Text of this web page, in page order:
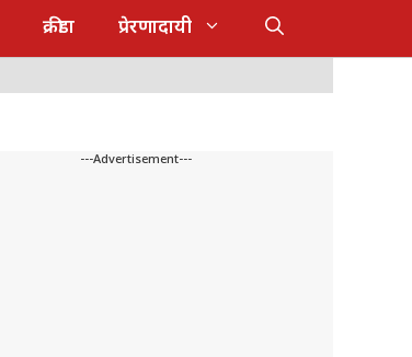
क्रीडा प्रेरणादायी
---Advertisement---